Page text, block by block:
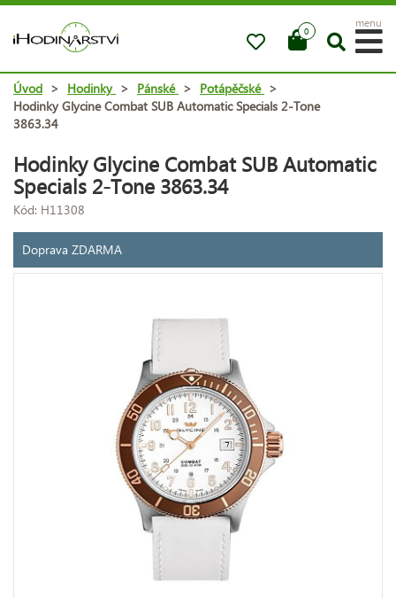
0
menu
Úvod > Hodinky > Pánské > Potápěčské >
Hodinky Glycine Combat SUB Automatic Specials 2-Tone
3863.34
Hodinky Glycine Combat SUB Automatic
Specials 2-Tone 3863.34
Kód: H11308
Doprava ZDARMA